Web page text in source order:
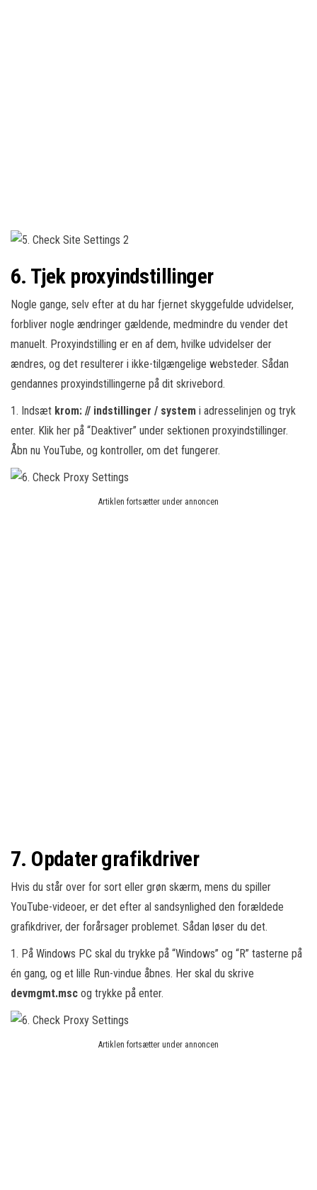
6. Tjek proxyindstillinger
Nogle gange, selv efter at du har fjernet skyggefulde udvidelser,
forbliver nogle ændringer gældende, medmindre du vender det
manuelt. Proxyindstilling er en af dem, hvilke udvidelser der
ændres, og det resulterer i ikke-tilgængelige websteder. Sådan
gendannes proxyindstillingerne på dit skrivebord.
1. Indsæt krom: // indstillinger / system i adresselinjen og tryk
enter. Klik her på “Deaktiver” under sektionen proxyindstillinger.
Åbn nu YouTube, og kontroller, om det fungerer.
Artiklen fortsætter under annoncen
7. Opdater grafikdriver
Hvis du står over for sort eller grøn skærm, mens du spiller
YouTube-videoer, er det efter al sandsynlighed den forældede
grafikdriver, der forårsager problemet. Sådan løser du det.
1. På Windows PC skal du trykke på “Windows” og “R” tasterne på
én gang, og et lille Run-vindue åbnes. Her skal du skrive
devmgmt.msc og trykke på enter.
Artiklen fortsætter under annoncen